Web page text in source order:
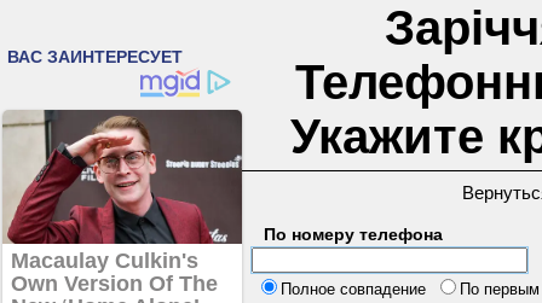
Укажите
По номеру телефона
Полное совпадение
По